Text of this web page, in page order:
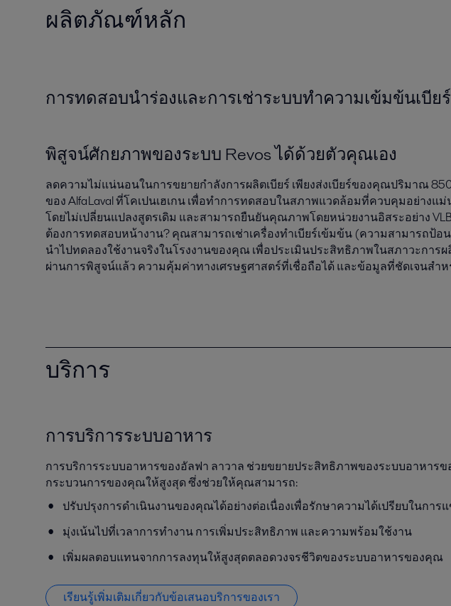
ผลิตภัณฑ์หลัก
การทดสอบนำร่องและการเช่าระบบทำความเข้มข้นเบีย
พิสูจน์ศักยภาพของระบบ Revos ได้ด้วยตัวคุณเอง
ลดความไม่แน่นอนในการขยายกำลังการผลิตเบียร์ เพียงส่งเบียร์ของคุณปริมาณ
ของ Alfa Laval ที่โคเปนเฮเกน เพื่อทำการทดสอบในสภาพแวดล้อมที่ควบคุมอย่างแม่
โดยไม่เปลี่ยนแปลงสูตรเดิม และสามารถยืนยันคุณภาพโดยหน่วยงานอิสระอย่าง
ต้องการทดสอบหน้างาน? คุณสามารถเช่าเครื่องทำเบียร์เข้มข้น (ความสามารถป้อ
นำไปทดลองใช้งานจริงในโรงงานของคุณ เพื่อประเมินประสิทธิภาพในสภาวะการ
ผ่านการพิสูจน์แล้ว ความคุ้มค่าทางเศรษฐศาสตร์ที่เชื่อถือได้ และข้อมูลที่ชัดเจนสำ
บริการ
การบริการระบบอาหาร
การบริการระบบอาหารของอัลฟา ลาวาล ช่วยขยายประสิทธิภาพของระบบอาหาร
กระบวนการของคุณให้สูงสุด ซึ่งช่วยให้คุณสามารถ:
ปรับปรุงการดําเนินงานของคุณได้อย่างต่อเนื่องเพื่อรักษาความได้เปรียบในการ
มุ่งเน้นไปที่เวลาการทํางาน การเพิ่มประสิทธิภาพ และความพร้อมใช้งาน
เพิ่มผลตอบแทนจากการลงทุนให้สูงสุดตลอดวงจรชีวิตของระบบอาหารของคุณ
เรียนรู้เพิ่มเติมเกี่ยวกับข้อเสนอบริการของเรา